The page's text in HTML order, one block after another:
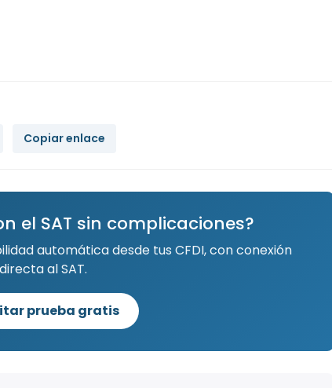
Copiar enlace
el SAT sin complicaciones?
automática desde tus CFDI, con conexión
directa al SAT.
prueba gratis